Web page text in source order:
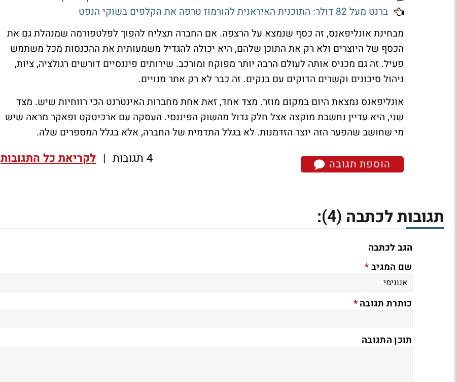
ברנט מעל 82 דולר: התוכנית האיראנית להורמוז טרפה את הקלפים בשוקי הנפט
מבחינת אונליפאנס, זה כסף שנמצא על הרצפה. אם החברה תצליח להפוך לפלטפורמה שמנהלת גם את
הכסף של היוצרים ולא רק את התוכן שלהם, היא יכולה להגדיל משמעותית את ההכנסות מכל משתמש
פעיל. זה גם מכניס אותה לעולם הרבה יותר מפוקח ומורכב. שירותים פיננסיים דורשים רגולציה, ציות,
ניהול סיכונים וקשרים הדוקים עם בנקים. זה כבר לא רק אתר מנויים.
אונליפאנס נמצאת היום במקום מוזר. מצד אחד, זאת אחת מחברות האינטרנט הכי רווחיות שיש. מצד
שני, היא עדיין נחשבת מוקצה אצל חלק גדול מהשוק הפיננסי. העסקה עם ארכיטקט ופאקר מראה שיש
מי שחושב שהפער הזה יוצר הזדמנות. לא בגלל התדמית של החברה, אלא בגלל המספרים שלה.
הוספת תגובה 4 תגובות | לקריאת כל התגובות
תגובות לכתבה (4)
:
הגב לכתבה
שם המגיב*
כותרת תגובה*
תוכן התגובה